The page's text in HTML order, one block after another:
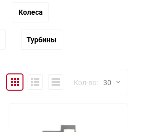
Колеса
Турбины
ПлиткаПодробноКомпактноКол-во: 30